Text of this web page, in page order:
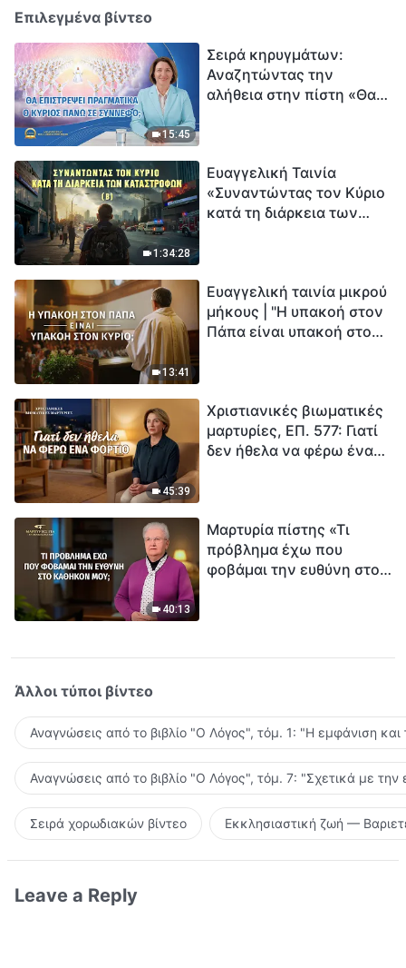
Επιλεγμένα βίντεο
15:45
Σειρά κηρυγμάτων:
Αναζητώντας την
αλήθεια στην πίστη «Θα
1:34:28
Ευαγγελική Ταινία
«Συναντώντας τον Κύριο
κατά τη διάρκεια των
εξαφάνισης». Οι
καταστροφές χτυπούν.
Ξεκινά η αντίστροφη
13:41
Ευαγγελική ταινία μικρού
μήκους | "Η υπακοή στον
Πάπα είναι υπακοή στον
45:39
Χριστιανικές βιωματικές
μαρτυρίες, ΕΠ. 577: Γιατί
δεν ήθελα να φέρω ένα
40:13
Μαρτυρία πίστης «Τι
πρόβλημα έχω που
φοβάμαι την ευθύνη στο
Άλλοι τύποι βίντεο
Αναγνώσεις από το βιβλίο "Ο Λόγος", τόμ. 1: "Η εμφάνιση
Αναγνώσεις από το βιβλίο "Ο Λόγος", τόμ. 7: "Σχετικά με την
Σειρά χορωδιακών βίντεο Εκκλησιαστική ζωή —
Leave a Reply